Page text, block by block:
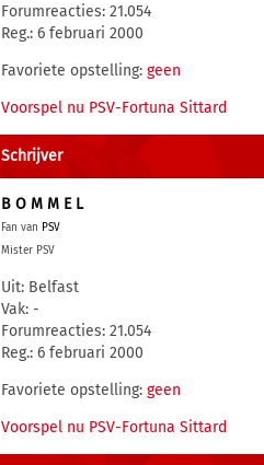
Forumreacties: 21.054
Reg.: 6 februari 2000
Favoriete opstelling: geen
Voorspel nu PSV-Fortuna Sittard
Schrijver
B O M M E L
Fan van PSV
Mister PSV
Uit: Belfast
Vak: -
Forumreacties: 21.054
Reg.: 6 februari 2000
Favoriete opstelling: geen
Voorspel nu PSV-Fortuna Sittard